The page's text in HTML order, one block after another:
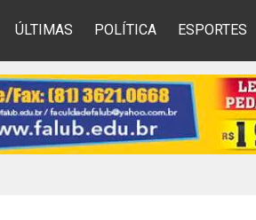
ÚLTIMAS POLÍTICA ESPORTES